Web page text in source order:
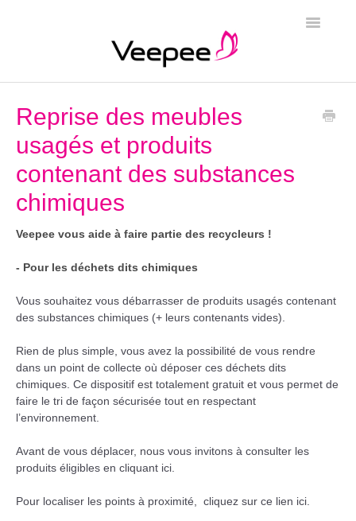
Toggle
Reprise des meubles
usagés et produits
contenant des substances
chimiques
Veepee vous aide à faire partie des recycleurs !
- Pour les déchets dits chimiques
Vous souhaitez vous débarrasser de produits usagés contenant
des substances chimiques (+ leurs contenants vides).
Rien de plus simple, vous avez la possibilité de vous rendre
dans un point de collecte où déposer ces déchets dits
chimiques. Ce dispositif est totalement gratuit et vous permet de
faire le tri de façon sécurisée tout en respectant
l’environnement.
Avant de vous déplacer, nous vous invitons à consulter les
produits éligibles en cliquant ici.
Pour localiser les points à proximité, cliquez sur ce lien ici.